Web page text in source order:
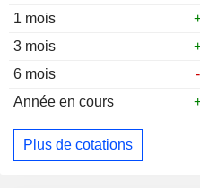
1 mois
3 mois
6 mois
Année en cours
Plus de cotations